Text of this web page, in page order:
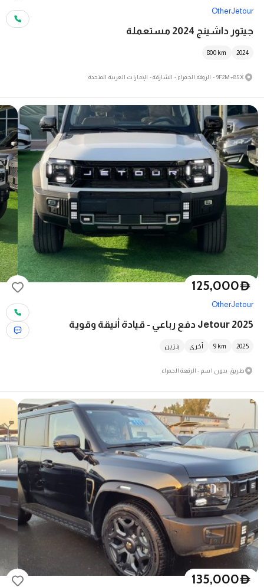
Jetour
Other
جيتور داشينج 2024 مستعملة
2024
800 km
9F2M+85X - الروقة الحمراء - الشارقة - الإمارات العربية المتحدة
D
125,000
Jetour
Other
Jetour 2025 دفع رباعي - قيادة أنيقة وقوية
2025
9 km أخرى بنزين
طريق بدون اسم - الرقعة الحمراء
D
135,000